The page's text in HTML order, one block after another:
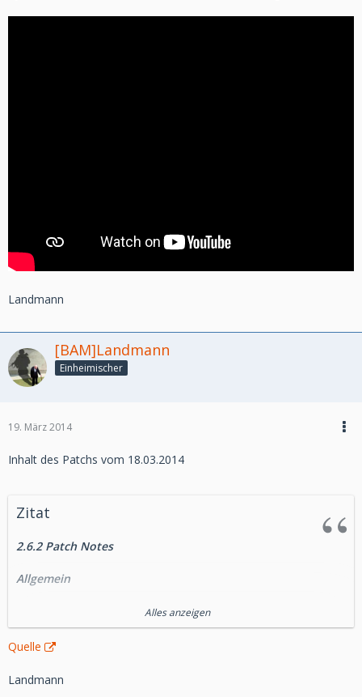
Landmann
[BAM]Landmann
Einheimischer
19. März 2014
Inhalt des Patchs vom 18.03.2014
Zitat
2.6.2 Patch Notes
Allgemein
Spieler, die die Datacrons auf Makeb vor 2.6.1 aktiviert
haben, erhalten nun rückwirkend die entsprechenden
Kodex-Einträge.
Alles anzeigen
Quelle
Landmann